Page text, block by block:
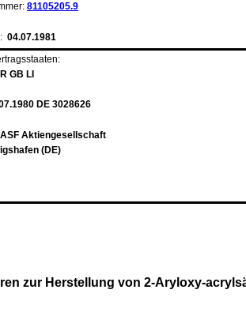
81105205.9
04.07.1981
GB LI
DE 3028626
Aktiengesellschaft
(DE)
zur Herstellung von 2-Aryloxy-